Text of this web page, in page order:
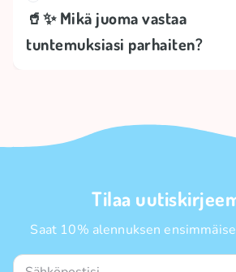
🥤✨ Mikä juoma vastaa
tuntemuksiasi parhaiten?
Tilaa
Saat 10% alennuksen